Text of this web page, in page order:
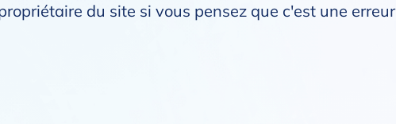
du site si vous pensez que c'est une erreur